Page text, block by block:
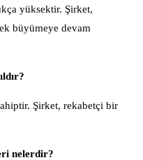
yüksektir. Şirket,
büyümeye devam
Şirket, rekabetçi bir
nelerdir?